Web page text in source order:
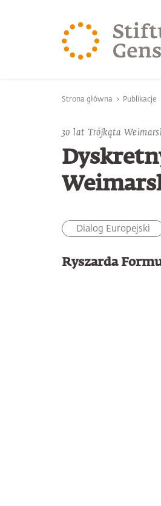
Jesteś tutaj
Strona główna Publikacje
30 lat Trójkąta
Dialog Europejski
Ryszarda